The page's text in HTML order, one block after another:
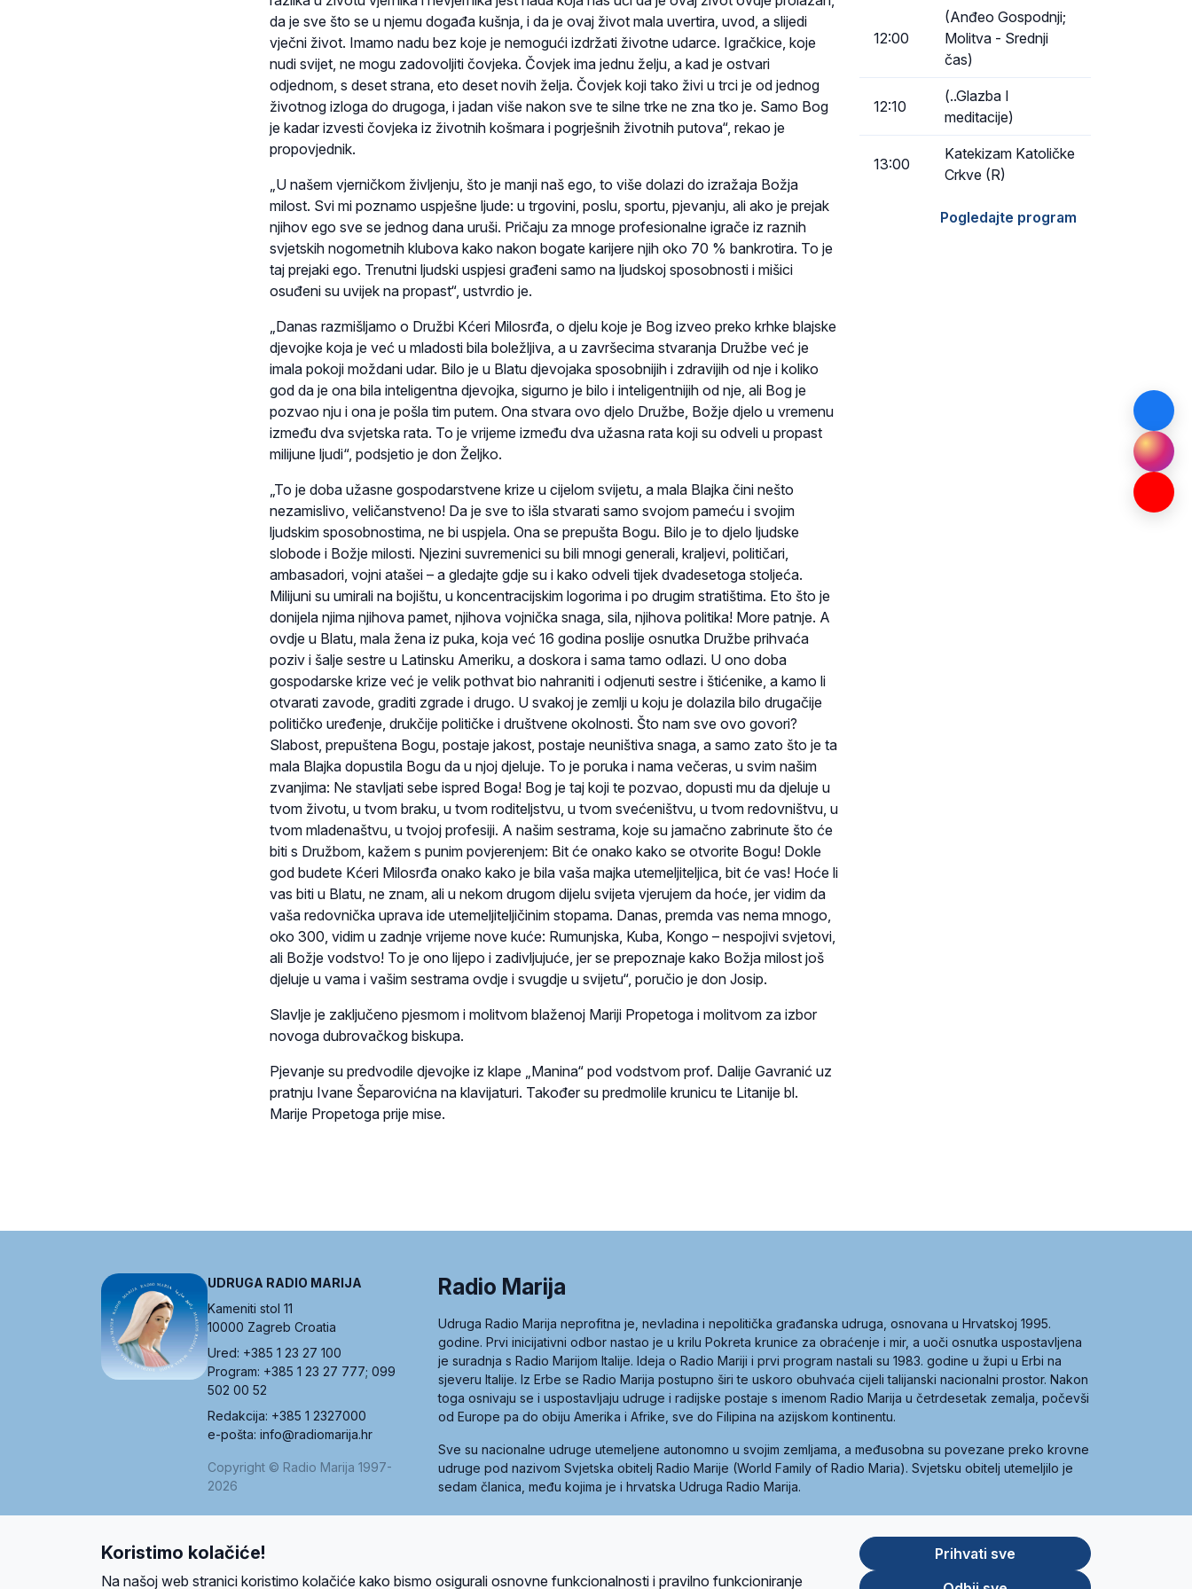
da je sve što se u njemu događa kušnja, i da je ovaj život mala uvertira, uvod, a slijedi
vječni život. Imamo nadu bez koje je nemogući izdržati životne udarce. Igračkice, koje
nudi svijet, ne mogu zadovoljiti čovjeka. Čovjek ima jednu želju, a kad je ostvari
odjednom, s deset strana, eto deset novih želja. Čovjek koji tako živi u trci je od jednog
životnog izloga do drugoga, i jadan više nakon sve te silne trke ne zna tko je. Samo Bog
je kadar izvesti čovjeka iz životnih košmara i pogrješnih životnih putova“, rekao je
propovjednik.
„U našem vjerničkom življenju, što je manji naš ego, to više dolazi do izražaja Božja
milost. Svi mi poznamo uspješne ljude: u trgovini, poslu, sportu, pjevanju, ali ako je prejak
njihov ego sve se jednog dana uruši. Pričaju za mnoge profesionalne igrače iz raznih
svjetskih nogometnih klubova kako nakon bogate karijere njih oko 70 % bankrotira. To je
taj prejaki ego. Trenutni ljudski uspjesi građeni samo na ljudskoj sposobnosti i mišici
osuđeni su uvijek na propast“, ustvrdio je.
„Danas razmišljamo o Družbi Kćeri Milosrđa, o djelu koje je Bog izveo preko krhke blajske
djevojke koja je već u mladosti bila boležljiva, a u završecima stvaranja Družbe već je
imala pokoji moždani udar. Bilo je u Blatu djevojaka sposobnijih i zdravijih od nje i koliko
god da je ona bila inteligentna djevojka, sigurno je bilo i inteligentnijih od nje, ali Bog je
pozvao nju i ona je pošla tim putem. Ona stvara ovo djelo Družbe, Božje djelo u vremenu
između dva svjetska rata. To je vrijeme između dva užasna rata koji su odveli u propast
milijune ljudi“, podsjetio je don Željko.
„To je doba užasne gospodarstvene krize u cijelom svijetu, a mala Blajka čini nešto
nezamislivo, veličanstveno! Da je sve to išla stvarati samo svojom pameću i svojim
ljudskim sposobnostima, ne bi uspjela. Ona se prepušta Bogu. Bilo je to djelo ljudske
slobode i Božje milosti. Njezini suvremenici su bili mnogi generali, kraljevi, političari,
ambasadori, vojni atašei – a gledajte gdje su i kako odveli tijek dvadesetoga stoljeća.
Milijuni su umirali na bojištu, u koncentracijskim logorima i po drugim stratištima. Eto što je
donijela njima njihova pamet, njihova vojnička snaga, sila, njihova politika! More patnje. A
ovdje u Blatu, mala žena iz puka, koja već 16 godina poslije osnutka Družbe prihvaća
poziv i šalje sestre u Latinsku Ameriku, a doskora i sama tamo odlazi. U ono doba
gospodarske krize već je velik pothvat bio nahraniti i odjenuti sestre i štićenike, a kamo li
otvarati zavode, graditi zgrade i drugo. U svakoj je zemlji u koju je dolazila bilo drugačije
političko uređenje, drukčije političke i društvene okolnosti. Što nam sve ovo govori?
Slabost, prepuštena Bogu, postaje jakost, postaje neuništiva snaga, a samo zato što je ta
mala Blajka dopustila Bogu da u njoj djeluje. To je poruka i nama večeras, u svim našim
zvanjima: Ne stavljati sebe ispred Boga! Bog je taj koji te pozvao, dopusti mu da djeluje u
tvom životu, u tvom braku, u tvom roditeljstvu, u tvom svećeništvu, u tvom redovništvu, u
tvom mladenaštvu, u tvojoj profesiji. A našim sestrama, koje su jamačno zabrinute što će
biti s Družbom, kažem s punim povjerenjem: Bit će onako kako se otvorite Bogu! Dokle
god budete Kćeri Milosrđa onako kako je bila vaša majka utemeljiteljica, bit će vas! Hoće li
vas biti u Blatu, ne znam, ali u nekom drugom dijelu svijeta vjerujem da hoće, jer vidim da
vaša redovnička uprava ide utemeljiteljičinim stopama. Danas, premda vas nema mnogo,
oko 300, vidim u zadnje vrijeme nove kuće: Rumunjska, Kuba, Kongo – nespojivi svjetovi,
ali Božje vodstvo! To je ono lijepo i zadivljujuće, jer se prepoznaje kako Božja milost još
djeluje u vama i vašim sestrama ovdje i svugdje u svijetu“, poručio je don Josip.
Slavlje je zaključeno pjesmom i molitvom blaženoj Mariji Propetoga i molitvom za izbor
novoga dubrovačkog biskupa.
Pjevanje su predvodile djevojke iz klape „Manina“ pod vodstvom prof. Dalije Gavranić uz
pratnju Ivane Šeparovićna na klavijaturi. Također su predmolile krunicu te Litanije bl.
Marije Propetoga prije mise.
12:00
(Anđeo Gospodnji;
Molitva - Srednji
čas)
12:10
(..Glazba I
meditacije)
13:00
Katekizam Katoličke
Crkve (R)
Pogledajte program
UDRUGA RADIO MARIJA
Kameniti stol 11
10000 Zagreb Croatia
Ured: +385 1 23 27 100
Program: +385 1 23 27 777; 099
502 00 52
Redakcija: +385 1 2327000
e-pošta: info@radiomarija.hr
Copyright © Radio Marija 1997-
2026
Radio Marija
Udruga Radio Marija neprofitna je, nevladina i nepolitička građanska udruga, osnovana u Hrvatskoj 1995.
godine. Prvi inicijativni odbor nastao je u krilu Pokreta krunice za obraćenje i mir, a uoči osnutka uspostavljena
je suradnja s Radio Marijom Italije. Ideja o Radio Mariji i prvi program nastali su 1983. godine u župi u Erbi na
sjeveru Italije. Iz Erbe se Radio Marija postupno širi te uskoro obuhvaća cijeli talijanski nacionalni prostor. Nakon
toga osnivaju se i uspostavljaju udruge i radijske postaje s imenom Radio Marija u četrdesetak zemalja, počevši
od Europe pa do obiju Amerika i Afrike, sve do Filipina na azijskom kontinentu.
Sve su nacionalne udruge utemeljene autonomno u svojim zemljama, a međusobna su povezane preko krovne
udruge pod nazivom Svjetska obitelj Radio Marije (World Family of Radio Maria). Svjetsku obitelj utemeljilo je
sedam članica, među kojima je i hrvatska Udruga Radio Marija.
Koristimo kolačiće!
Na našoj web stranici koristimo kolačiće kako bismo osigurali osnovne funkcionalnosti i pravilno funkcioniranje
Prihvati sve